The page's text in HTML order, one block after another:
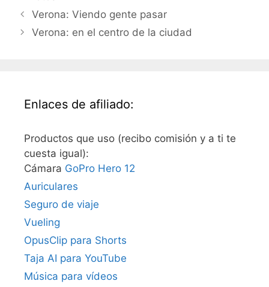
Verona: Viendo gente pasar
Verona: en el centro de la ciudad
Enlaces de afiliado:
Productos que uso (recibo comisión y a ti te
cuesta igual):
Cámara GoPro Hero 12
Auriculares
Seguro de viaje
Vueling
OpusClip para Shorts
Taja AI para YouTube
Música para vídeos